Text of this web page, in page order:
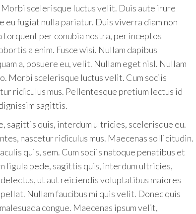
scelerisque luctus velit. Duis aute irure
fugiat nulla pariatur. Duis viverra diam non
per conubia nostra, per inceptos
a enim. Fusce wisi. Nullam dapibus
a, posuere eu, velit. Nullam eget nisl. Nullam
Morbi scelerisque luctus velit. Cum sociis
ridiculus mus. Pellentesque pretium lectus id
sagittis.
sagittis quis, interdum ultricies, scelerisque eu.
nascetur ridiculus mus. Maecenas sollicitudin.
quis, sem. Cum sociis natoque penatibus et
ligula pede, sagittis quis, interdum ultricies,
ut aut reiciendis voluptatibus maiores
Nullam faucibus mi quis velit. Donec quis
congue. Maecenas ipsum velit,